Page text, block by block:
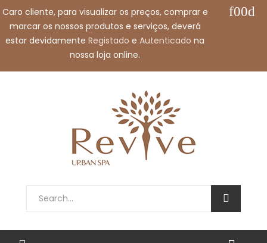
Caro cliente, para visualizar os preços, comprar e
marcar os nossos produtos e serviços, deverá
estar devidamente Registado e Autenticado na
nossa loja online.
Contacte-nos: +351 912 032 115
Envie-nos um e-mail: shop@revivespa.pt
Português